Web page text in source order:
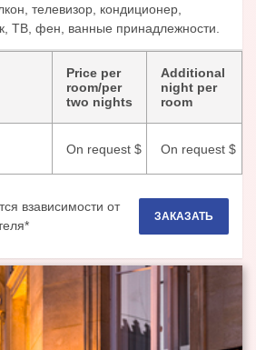
телевизор, кондиционер,
ТВ, фен, ванные принадлежности.
Price per
room/per
two nights
Additional
night per
room
On request $ On request $
взависимости от
ЗАКАЗАТЬ